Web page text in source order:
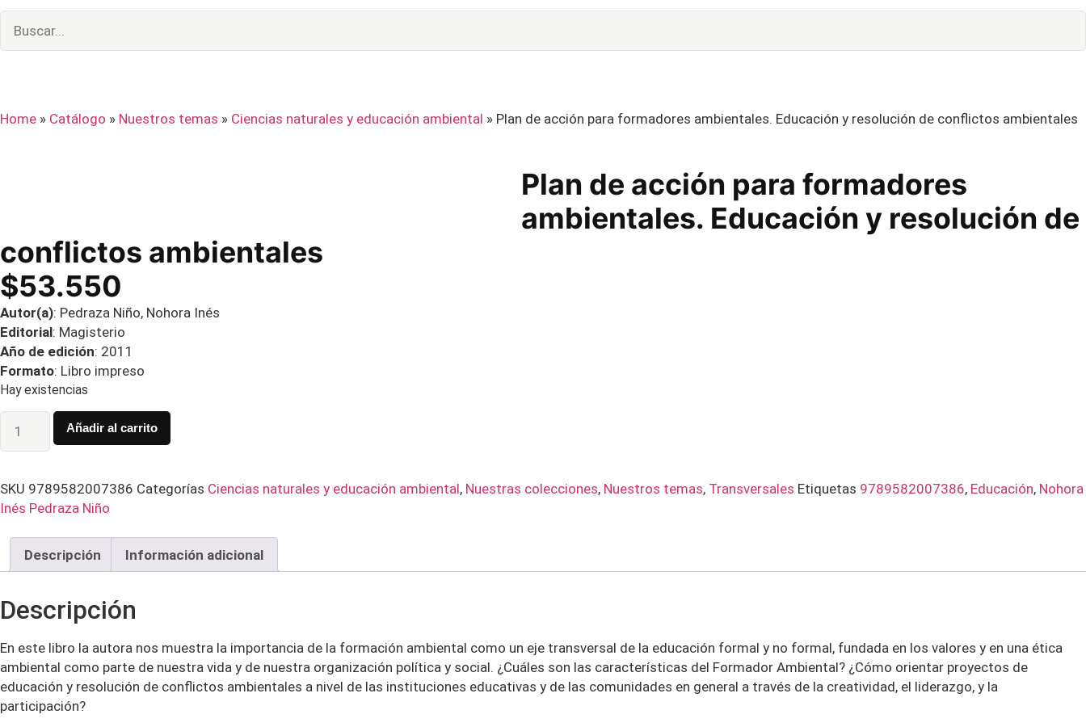
Home » Catálogo » Nuestros temas » Ciencias naturales y educación ambiental » Plan de acción para formadores ambientales. Educación y resolución de conflictos ambientales
Plan de acción para formadores
ambientales. Educación y resolución de
conflictos ambientales
$53.550
Autor(a): Pedraza Niño, Nohora Inés
Editorial: Magisterio
Año de edición: 2011
Formato: Libro impreso
Hay existencias
Añadir al carrito
SKU 9789582007386 Categorías Ciencias naturales y educación ambiental, Nuestras colecciones, Nuestros temas, Transversales Etiquetas 9789582007386, Educación, Nohora
Inés Pedraza Niño
Descripción Información adicional
Descripción
En este libro la autora nos muestra la importancia de la formación ambiental como un eje transversal de la educación formal y no formal, fundada en los valores y en una ética
ambiental como parte de nuestra vida y de nuestra organización política y social. ¿Cuáles son las características del Formador Ambiental? ¿Cómo orientar proyectos de
educación y resolución de conflictos ambientales a nivel de las instituciones educativas y de las comunidades en general a través de la creatividad, el liderazgo, y la
participación?